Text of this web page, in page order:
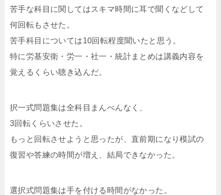
苦手な科目に関してはスキマ時間に耳で聞くなどして
何回転もさせた。
苦手科目については10回転程度聞いたと思う。
特に労基安衛・労一・社一・統計まとめは講義内容を
覚えるくらい聴き込んだ。
択一式問題集は全科目まんべんなく、
3回転くらいさせた。
もっと回転させようと思ったが、直前期になり模試の
復習や答練の時間が増え、結局できなかった。
選択式問題集は手を付ける時間がなかった。